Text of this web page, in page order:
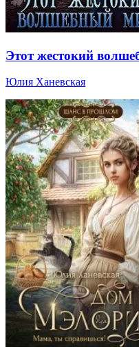
Этот жестокий
Юлия Ханевская